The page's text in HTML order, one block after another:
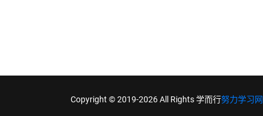
Copyright © 2019-2026 All Rights 学而行努力学习网